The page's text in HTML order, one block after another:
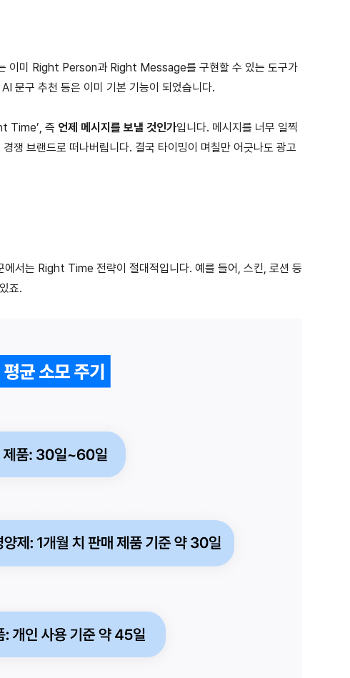
는 이미 Right Person과 Right Message를 구현할 수 있는 도구가
문구 추천 등은 이미 기본 기능이 되었습니다.
Time’, 즉 언제 메시지를 보낼 것인가입니다. 메시지를 너무 일찍
쟁 브랜드로 떠나버립니다. 결국 타이밍이 며칠만 어긋나도 광고
에서는 Right Time 전략이 절대적입니다. 예를 들어, 스킨, 로션 등
죠.